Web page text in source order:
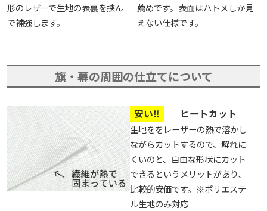
形のレザーで生地の表裏を挟ん
で補強します。
薦めです。表面はハトメしか見
えない仕様です。
旗・幕の周囲の仕立てについて
安い‼ ヒートカット
生地ををレーザーの熱で溶かし
ながらカットするので、解れに
くいのと、自由な形状にカット
できるというメリットがあり、
比較的安価です。※ポリエステ
ル生地のみ対応